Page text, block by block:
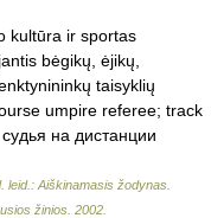
kultūra ir sportas
bėgikų, ėjikų,
taisyklių
umpire referee; track
судья на дистанции
leid.: Aiškinamasis žodynas.
žinios 2002